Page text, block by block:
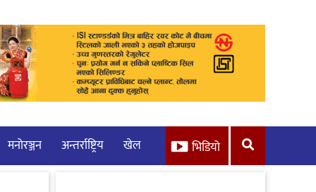
मनाेरञ्जन अन्तर्राष्ट्रिय खेल भिडियो